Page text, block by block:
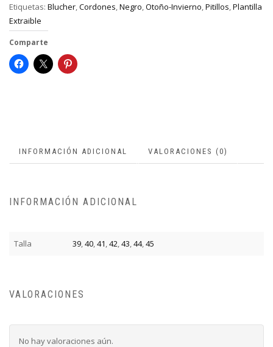
Etiquetas: Blucher,Cordones,Negro,Otoño-Invierno,Pitillos,Plantilla
Extraible
Comparte
INFORMACIÓN ADICIONAL VALORACIONES (0)
INFORMACIÓN ADICIONAL
Talla 39,40,41,42,43,44,45
VALORACIONES
No hay valoraciones aún.